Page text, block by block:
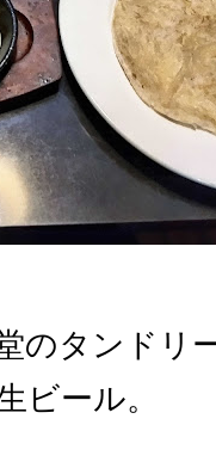
のタンドリ
ビール。